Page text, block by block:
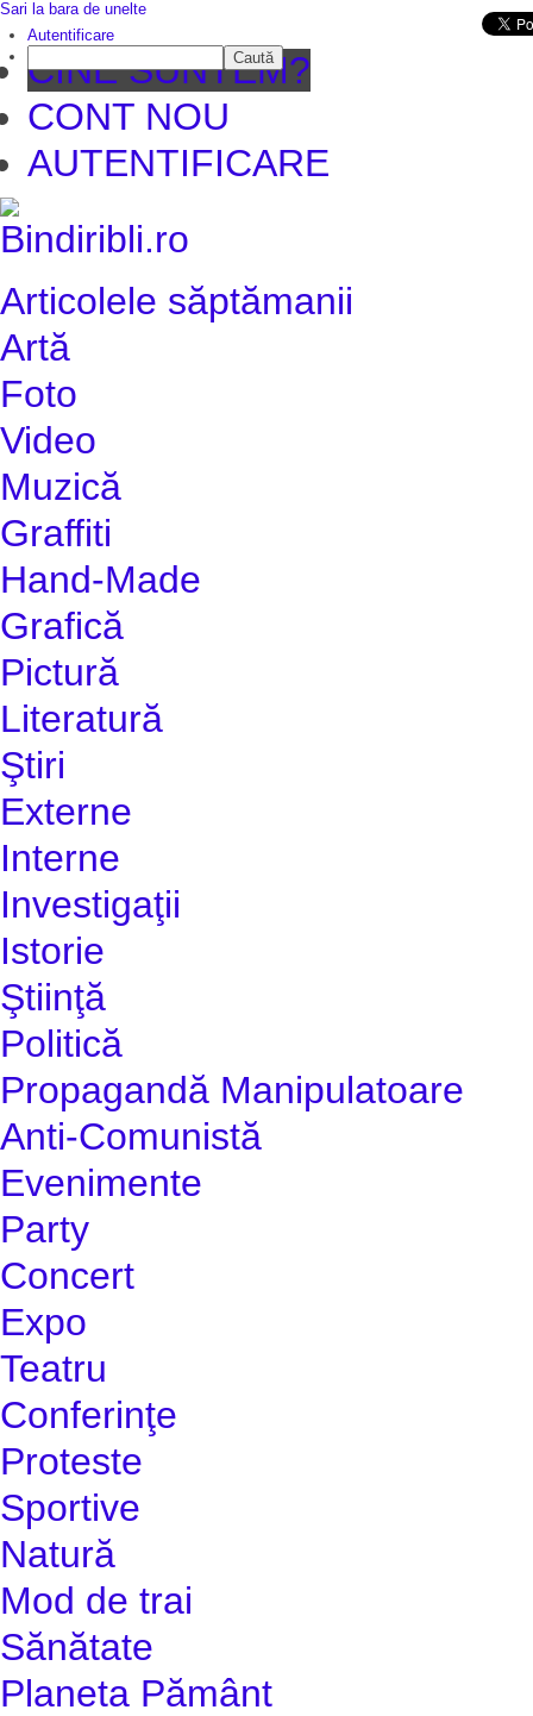
CINE SUNTEM?
CONT NOU
AUTENTIFICARE
Articolele săptămanii
Artă
Foto
Video
Muzică
Graffiti
Hand-Made
Grafică
Pictură
Literatură
Ştiri
Externe
Interne
Investigaţii
Istorie
Ştiinţă
Politică
Propagandă Manipulatoare
Anti-Comunistă
Evenimente
Party
Concert
Expo
Teatru
Conferinţe
Proteste
Sportive
Natură
Mod de trai
Sănătate
Planeta Pământ
Sari la bara de unelte
Autentificare
Caută